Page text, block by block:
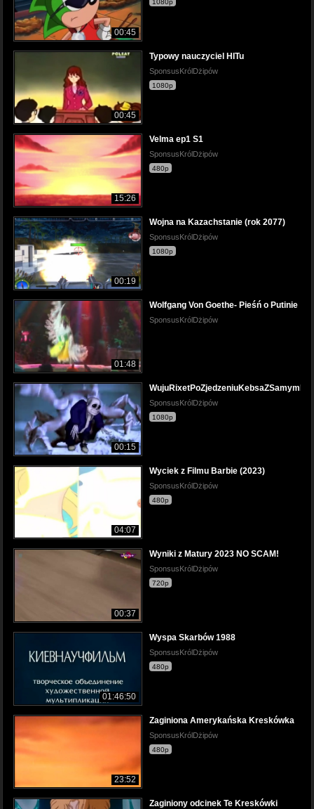
00:45
1080p
00:45
Typowy nauczyciel HITu
SponsusKrólDżipów
1080p
15:26
Velma ep1 S1
SponsusKrólDżipów
480p
00:19
Wojna na Kazachstanie (rok 2077)
SponsusKrólDżipów
1080p
01:48
Wolfgang Von Goethe- Pieśń o Putinie
SponsusKrólDżipów
00:15
SponsusKrólDżipów
1080p
04:07
Wyciek z Filmu Barbie (2023)
SponsusKrólDżipów
480p
00:37
Wyniki z Matury 2023 NO SCAM!
SponsusKrólDżipów
720p
01:46:50
Wyspa Skarbów 1988
SponsusKrólDżipów
480p
23:52
Zaginiona Amerykańska Kreskówka
SponsusKrólDżipów
480p
Zaginiony odcinek Te Kreskówki